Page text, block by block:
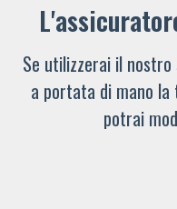
Se utilizzerai il
a portata di mano la
potrai